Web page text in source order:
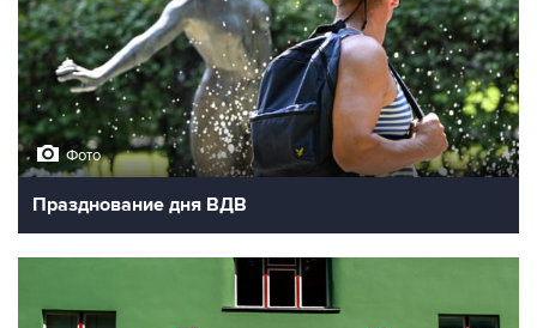
Фото
Празднование дня ВДВ